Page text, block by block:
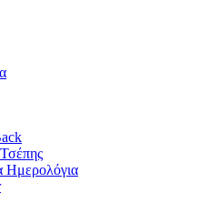
Ημερολόγια